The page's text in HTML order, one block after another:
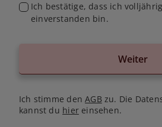
Ich bestätige, dass ich
einverstanden bin.
Weiter
Ich stimme denAGB zu. Die
kannst du hiereinsehen.